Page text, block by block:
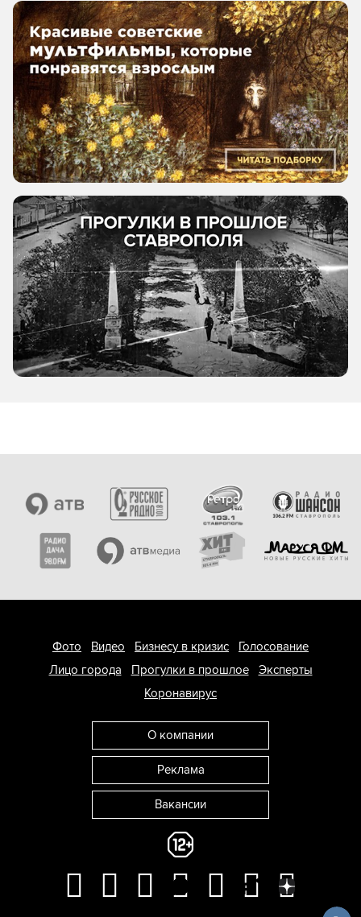
Фото Видео Бизнесу в кризис
Голосование
Лицо города
Прогулки в прошлое
Эксперты
Коронавирус
О компании
Реклама
Вакансии